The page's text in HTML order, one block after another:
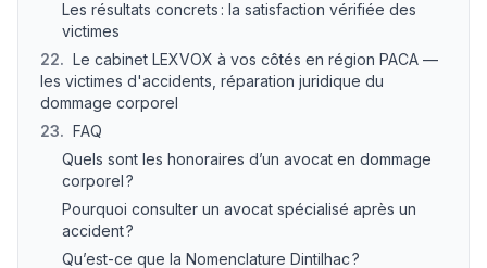
Les résultats concrets : la satisfaction vérifiée des
victimes
22. Le cabinet LEXVOX à vos côtés en région PACA —
les victimes d'accidents, réparation juridique du
dommage corporel
23. FAQ
Quels sont les honoraires d’un avocat en dommage
corporel ?
Pourquoi consulter un avocat spécialisé après un
accident ?
Qu’est-ce que la Nomenclature Dintilhac ?